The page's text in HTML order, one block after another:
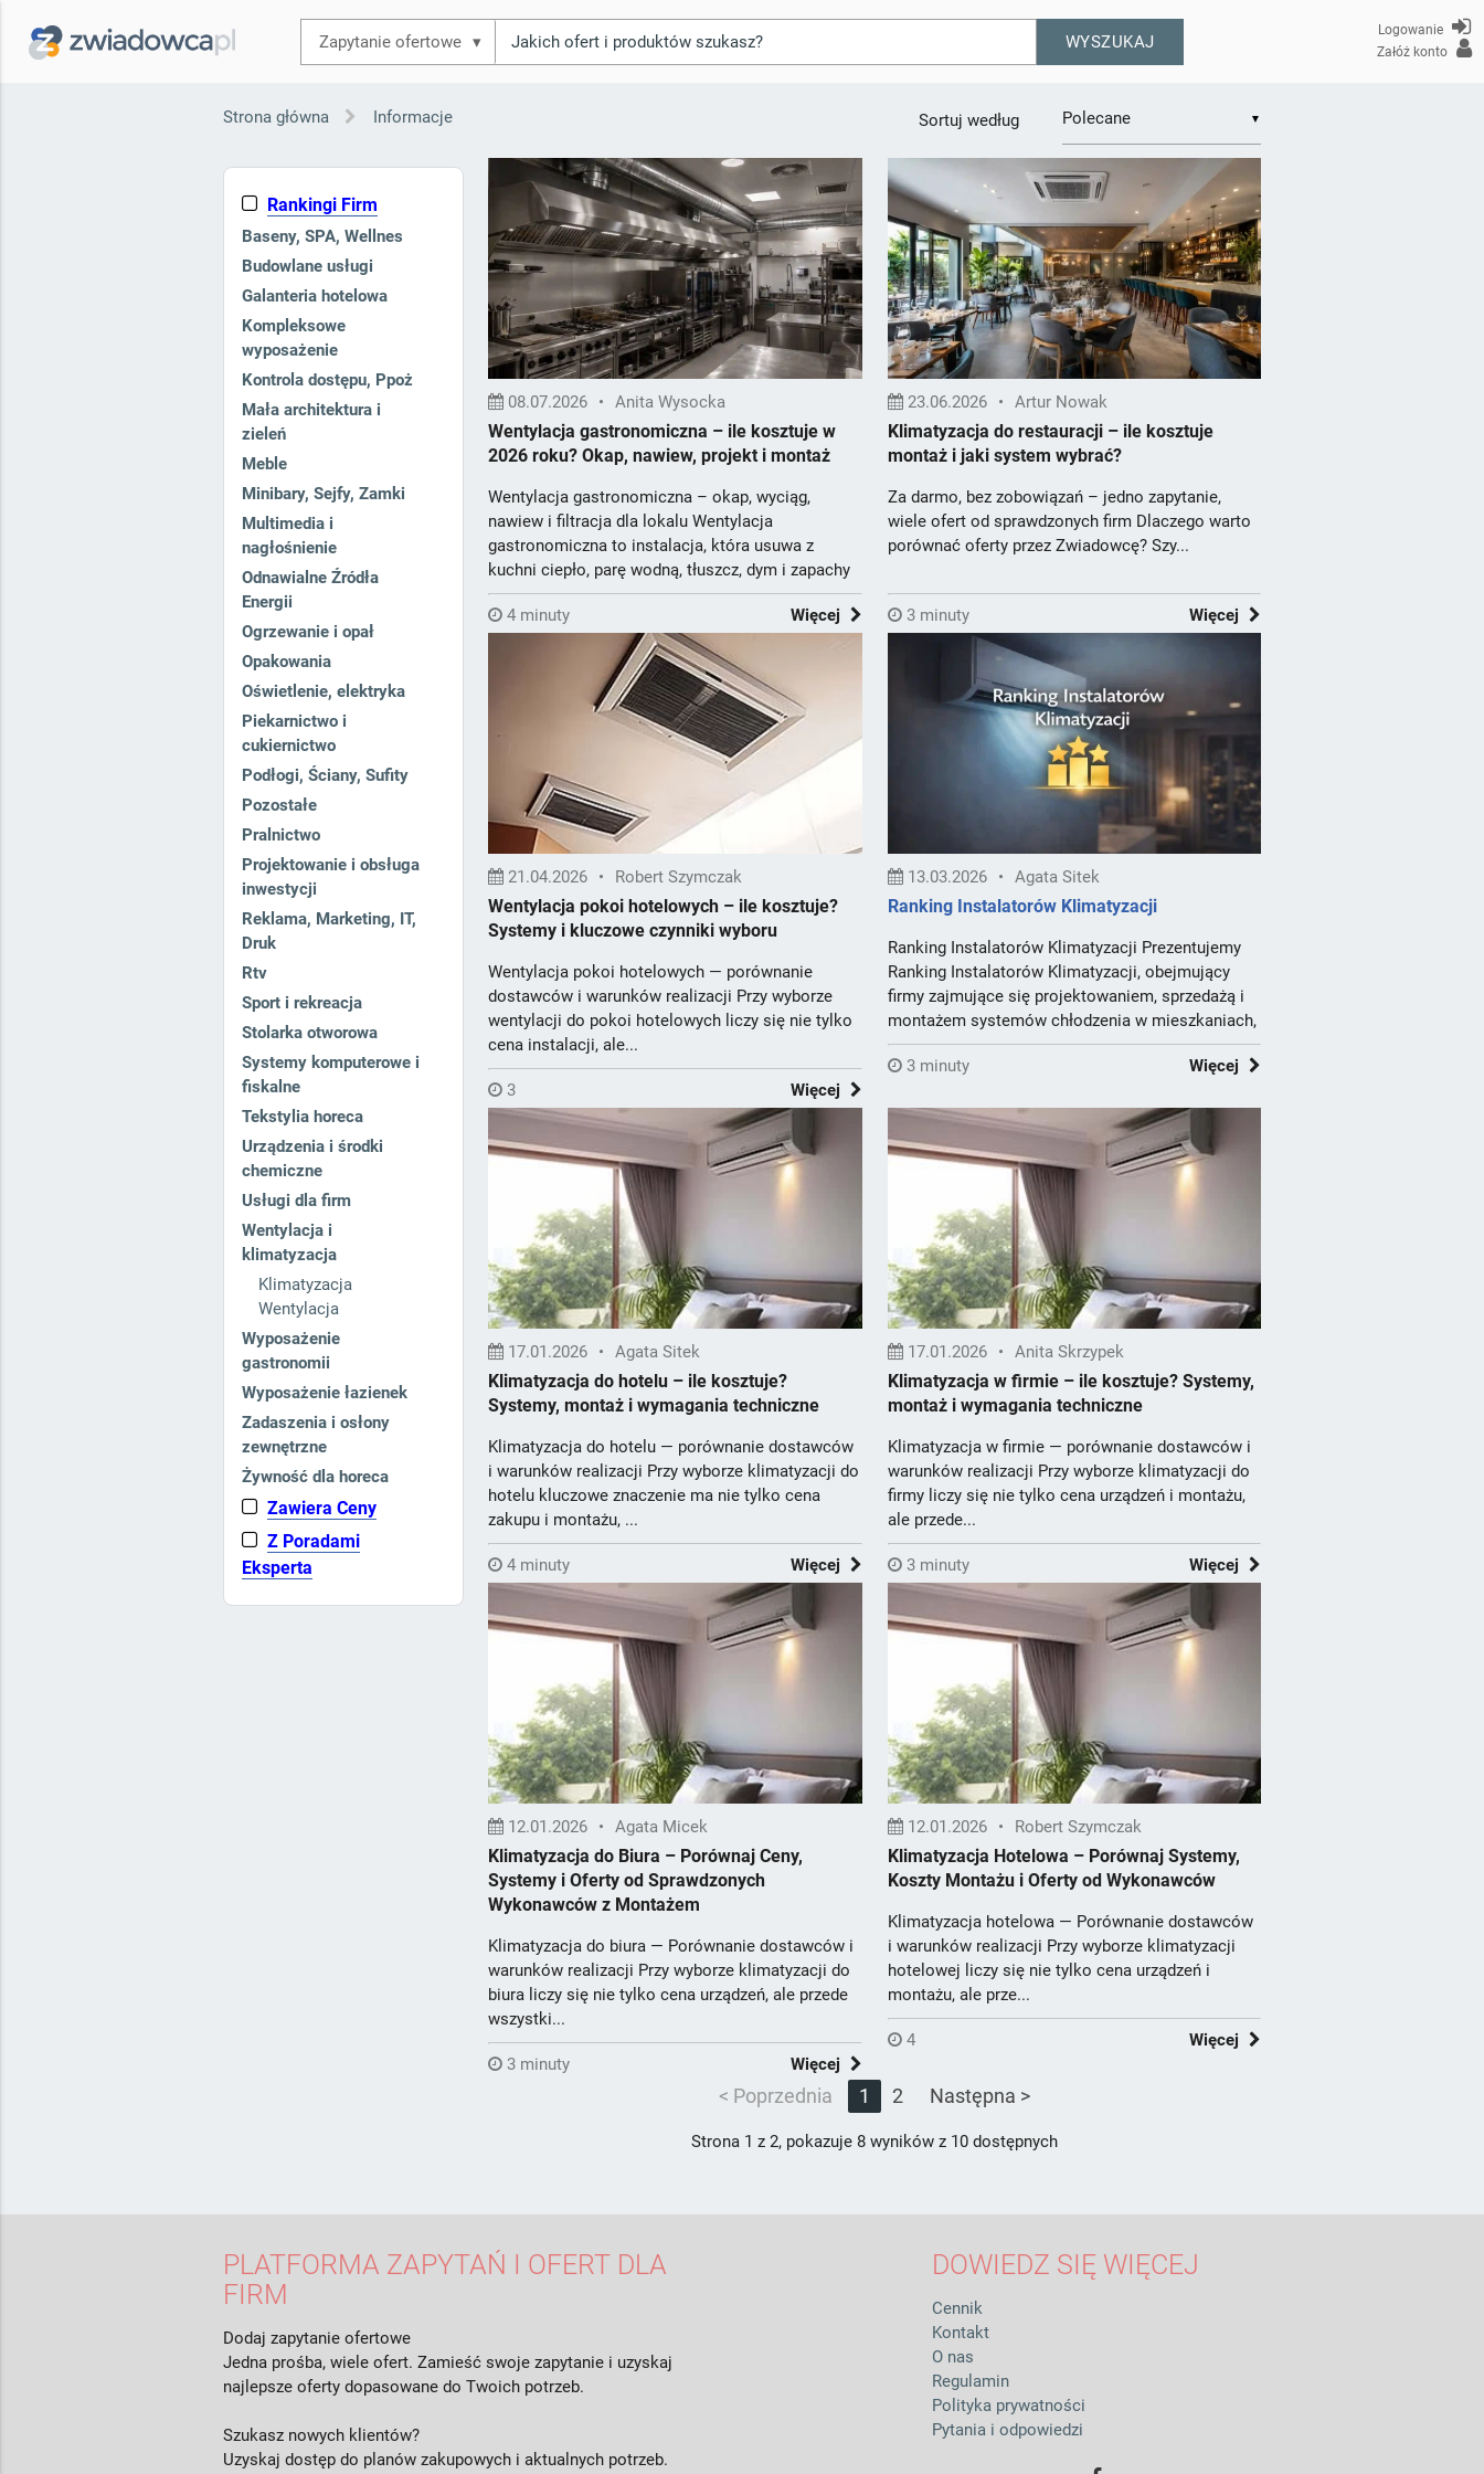
▾ WYSZUKAJ
Logowanie
Załóż konto
Strona główna Informacje Sortuj według ▼
Rankingi Firm
Baseny, SPA, Wellnes
Budowlane usługi
Galanteria hotelowa
Kompleksowe
wyposażenie
Kontrola dostępu, Ppoż
Mała architektura i
zieleń
Meble
Minibary, Sejfy, Zamki
Multimedia i
nagłośnienie
Odnawialne Źródła
Energii
Ogrzewanie i opał
Opakowania
Oświetlenie, elektryka
Piekarnictwo i
cukiernictwo
Podłogi, Ściany, Sufity
Pozostałe
Pralnictwo
Projektowanie i obsługa
inwestycji
Reklama, Marketing, IT,
Druk
Rtv
Sport i rekreacja
Stolarka otworowa
Systemy komputerowe i
fiskalne
Tekstylia horeca
Urządzenia i środki
chemiczne
Usługi dla firm
Wentylacja i
klimatyzacja
Klimatyzacja
Wentylacja
Wyposażenie
gastronomii
Wyposażenie łazienek
Zadaszenia i osłony
zewnętrzne
Żywność dla horeca
Zawiera Ceny
Z Poradami
Eksperta
08.07.2026 • Anita Wysocka
Wentylacja gastronomiczna – ile kosztuje w
2026 roku? Okap, nawiew, projekt i montaż
Wentylacja gastronomiczna – okap, wyciąg,
nawiew i filtracja dla lokalu Wentylacja
gastronomiczna to instalacja, która usuwa z
kuchni ciepło, parę wodną, tłuszcz, dym i zapachy
...
4 minuty
Więcej
23.06.2026 • Artur Nowak
Klimatyzacja do restauracji – ile kosztuje
montaż i jaki system wybrać?
Za darmo, bez zobowiązań – jedno zapytanie,
wiele ofert od sprawdzonych firm Dlaczego warto
porównać oferty przez Zwiadowcę? Szy...
3 minuty Więcej
21.04.2026 • Robert Szymczak
Wentylacja pokoi hotelowych – ile kosztuje?
Systemy i kluczowe czynniki wyboru
Wentylacja pokoi hotelowych — porównanie
dostawców i warunków realizacji Przy wyborze
wentylacji do pokoi hotelowych liczy się nie tylko
cena instalacji, ale...
3 Więcej
13.03.2026 • Agata Sitek
Ranking Instalatorów Klimatyzacji
Ranking Instalatorów Klimatyzacji Prezentujemy
Ranking Instalatorów Klimatyzacji, obejmujący
firmy zajmujące się projektowaniem, sprzedażą i
montażem systemów chłodzenia w mieszkaniach,
biur...
3 minuty
Więcej
17.01.2026 • Agata Sitek
Klimatyzacja do hotelu – ile kosztuje?
Systemy, montaż i wymagania techniczne
Klimatyzacja do hotelu — porównanie dostawców
i warunków realizacji Przy wyborze klimatyzacji do
hotelu kluczowe znaczenie ma nie tylko cena
zakupu i montażu, ...
4 minuty Więcej
17.01.2026 • Anita Skrzypek
Klimatyzacja w firmie – ile kosztuje? Systemy,
montaż i wymagania techniczne
Klimatyzacja w firmie — porównanie dostawców i
warunków realizacji Przy wyborze klimatyzacji do
firmy liczy się nie tylko cena urządzeń i montażu,
ale przede...
3 minuty Więcej
12.01.2026 • Agata Micek
Klimatyzacja do Biura – Porównaj Ceny,
Systemy i Oferty od Sprawdzonych
Wykonawców z Montażem
Klimatyzacja do biura — Porównanie dostawców i
warunków realizacji Przy wyborze klimatyzacji do
biura liczy się nie tylko cena urządzeń, ale przede
wszystki...
3 minuty Więcej
12.01.2026 • Robert Szymczak
Klimatyzacja Hotelowa – Porównaj Systemy,
Koszty Montażu i Oferty od Wykonawców
Klimatyzacja hotelowa — Porównanie dostawców
i warunków realizacji Przy wyborze klimatyzacji
hotelowej liczy się nie tylko cena urządzeń i
montażu, ale prze...
4 Więcej
< Poprzednia 1 2 Następna >
Strona 1 z 2, pokazuje 8 wyników z 10 dostępnych
PLATFORMA ZAPYTAŃ I OFERT DLA
FIRM
Dodaj zapytanie ofertowe
Jedna prośba, wiele ofert. Zamieść swoje zapytanie i uzyskaj
najlepsze oferty dopasowane do Twoich potrzeb.
Szukasz nowych klientów?
Uzyskaj dostęp do planów zakupowych i aktualnych potrzeb.
DOWIEDZ SIĘ WIĘCEJ
Cennik
Kontakt
O nas
Regulamin
Polityka prywatności
Pytania i odpowiedzi